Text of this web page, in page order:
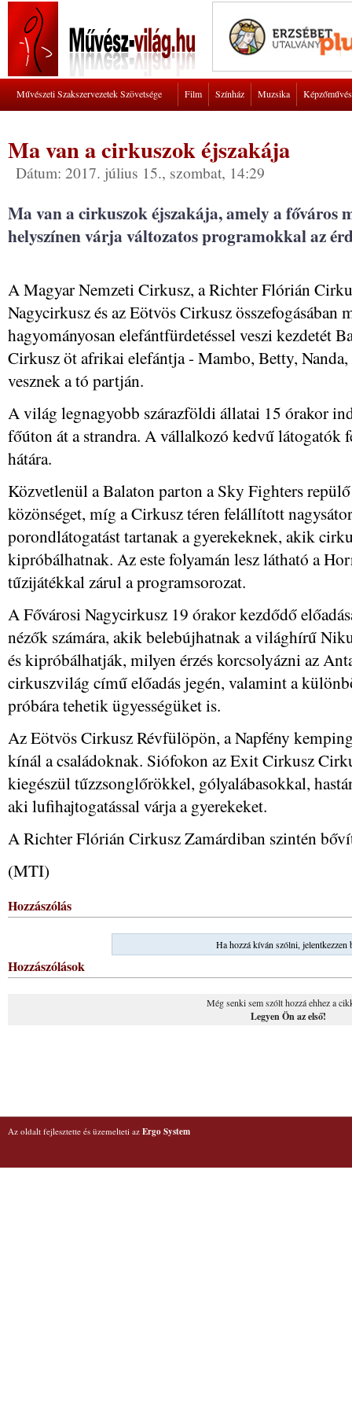
Művészeti Szakszervezetek Szövetsége Film Színház Muzsika
Ma van a cirkuszok éjszakája
Dátum: 2017. július 15., szombat, 14:29
Ma van a cirkuszok éjszakája, amely a főváros
helyszínen várja változatos programokkal az
A Magyar Nemzeti Cirkusz, a Richter Flórián
Nagycirkusz és az Eötvös Cirkusz összefogásában
hagyományosan elefántfürdetéssel veszi kezdetét
Cirkusz öt afrikai elefántja - Mambo, Betty,
vesznek a tó partján.
A világ legnagyobb szárazföldi állatai 15 órakor
főúton át a strandra. A vállalkozó kedvű látogatók
hátára.
Közvetlenül a Balaton parton a Sky Fighters
közönséget, míg a Cirkusz téren felállított
porondlátogatást tartanak a gyerekeknek, akik
kipróbálhatnak. Az este folyamán lesz látható a
tűzijátékkal zárul a programsorozat.
A Fővárosi Nagycirkusz 19 órakor kezdődő
nézők számára, akik belebújhatnak a világhírű
és kipróbálhatják, milyen érzés korcsolyázni az
cirkuszvilág című előadás jegén, valamint a
próbára tehetik ügyességüket is.
Az Eötvös Cirkusz Révfülöpön, a Napfény
kínál a családoknak. Siófokon az Exit Cirkusz
kiegészül tűzzsonglőrökkel, gólyalábasokkal,
aki lufihajtogatással várja a gyerekeket.
A Richter Flórián Cirkusz Zamárdiban szintén
(MTI)
Hozzászólás
Ha hozzá kíván szólni, jelentkezzen
Hozzászólások
Még senki sem szólt hozzá ehhez a
Legyen Ön az első!
Az oldalt fejlesztette és üzemelteti az Ergo System